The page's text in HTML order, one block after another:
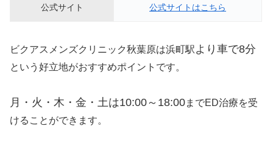
公式サイト 公式サイトはこちら
ビクアスメンズクリニック秋葉原は浜町駅より車で8分
という好立地がおすすめポイントです。
月・火・木・金・土は10:00～18:00までED治療を受
けることができます。